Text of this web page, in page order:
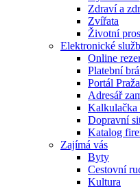
Zdraví a
Zvířata
Životní
Elektronické
Online
Platební
Portál
Adresář
Kalkulačka
Dopravní
Katalog
Zajímá vás
Byty
Cestovní
Kultura